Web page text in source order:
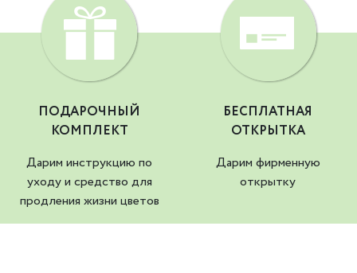
ПОДАРОЧНЫЙ
КОМПЛЕКТ
Дарим инструкцию по
уходу и средство для
продления жизни цветов
БЕСПЛАТНАЯ
ОТКРЫТКА
Дарим фирменную
открытку